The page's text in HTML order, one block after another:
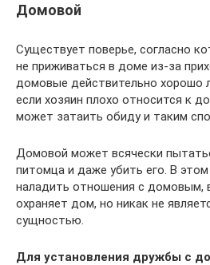
Домовой
Существует поверье, согласно
не приживаться в доме из-за
домовые действительно хорошо
если хозяин плохо относится к
может затаить обиду и таким
Домовой может всячески
питомца и даже убить его. В
наладить отношения с домовым,
охраняет дом, но никак не
сущностью.
Для установления дружбы с